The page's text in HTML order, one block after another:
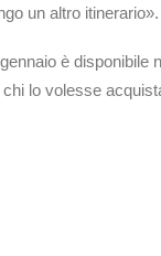
un altro itinerario».
è disponibile
lo volesse